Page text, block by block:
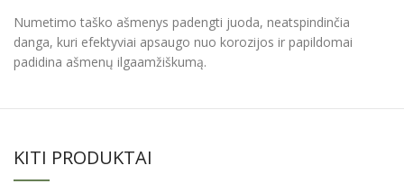
Numetimo taško ašmenys padengti juoda, neatspindinčia
danga, kuri efektyviai apsaugo nuo korozijos ir papildomai
padidina ašmenų ilgaamžiškumą.
KITI PRODUKTAI